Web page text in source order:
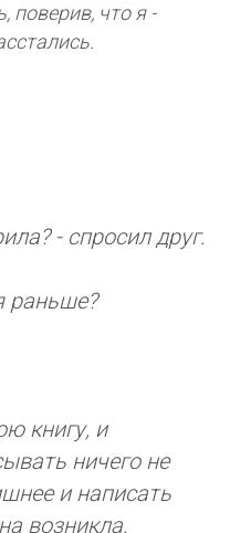
поверив, что я -
- спросил друг.
раньше?
книгу, и
ничего не
и написать
возникла.